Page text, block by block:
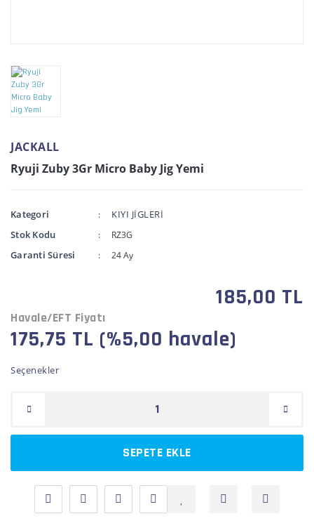
JACKALL
Ryuji Zuby 3Gr Micro Baby Jig Yemi
Kategori
KIYI JİGLERİ
Stok Kodu
RZ3G
Garanti Süresi 24 Ay
185,00 TL
Havale/EFT Fiyatı
175,75 TL (%5,00 havale)
Seçenekler
SEPETE EKLE